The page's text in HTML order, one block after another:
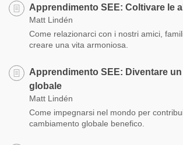
Apprendimento SEE: Coltivare le
Matt Lindén
Come relazionarci con i nostri amici,
creare una vita armoniosa.
Apprendimento SEE: Diventare
globale
Matt Lindén
Come impegnarsi nel mondo per
cambiamento globale benefico.